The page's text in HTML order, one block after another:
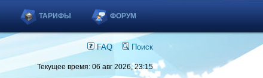
ТАРИФЫ ФОРУМ
FAQ Поиск
Текущее время: 06 авг 2026, 23:15